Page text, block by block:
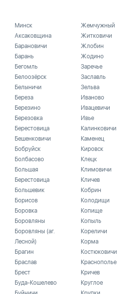
Минск
Аксаковщина
Барановичи
Барань
Бегомль
Белоозёрск
Белыничи
Береза
Березино
Березовка
Берестовица
Бешенковичи
Бобруйск
Болбасово
Большая
Берестовица
Большевик
Борисов
Боровка
Боровляны
Боровляны (аг.
Лесной)
Брагин
Браслав
Брест
Буда-Кошелево
Жемчужный
Житковичи
Жлобин
Жодино
Заречье
Заславль
Зельва
Иваново
Ивацевичи
Ивье
Калинковичи
Каменец
Кировск
Клецк
Климовичи
Кличев
Кобрин
Колодищи
Копище
Копыль
Кореличи
Корма
Костюковичи
Краснополье
Кричев
Круглое